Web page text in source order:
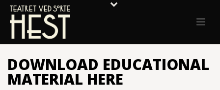
DOWNLOAD EDUCATIONAL
MATERIAL HERE